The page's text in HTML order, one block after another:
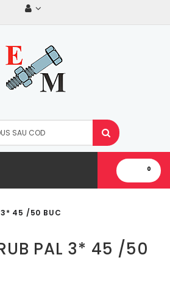
0
3* 45 /50 BUC
PAL 3* 45 /50